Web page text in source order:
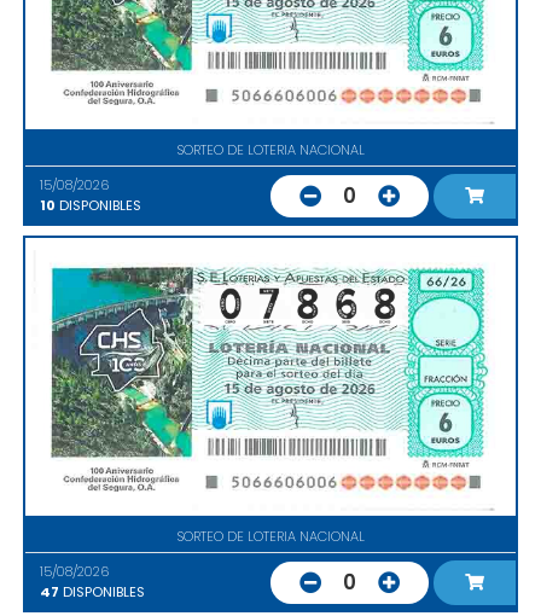
SORTEO DE LOTERIA NACIONAL
15/08/2026
10 DISPONIBLES 0
SORTEO DE LOTERIA NACIONAL
15/08/2026
47 DISPONIBLES 0